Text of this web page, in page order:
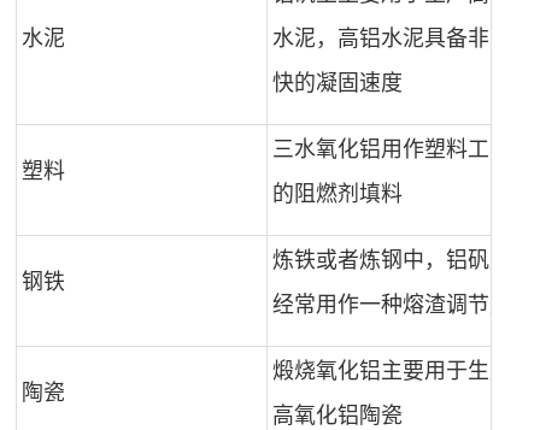
水泥
水泥，高铝水泥具备非常
快的凝固速度
塑料
三水氧化铝用作塑料工业
的阻燃剂填料
钢铁
炼铁或者炼钢中，铝矾土
经常用作一种熔渣调节剂
陶瓷
煅烧氧化铝主要用于生产
高氧化铝陶瓷